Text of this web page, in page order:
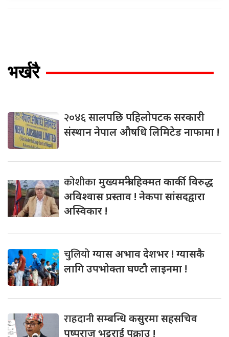
भर्खरै
२०४६सालपछि पहिलोपटक सरकारी
संस्थान नेपाल औषधि लिमिटेड नाफामा !
कोशीकामुख्यमन्त्री हिक्मत कार्की विरुद्ध
अविश्वास प्रस्ताव ! नेकपा सांसदद्वारा
अस्विकार !
चुलियोग्यास अभाव देशभर ! ग्यासकै
लागि उपभोक्ता घण्टौ लाइनमा !
राहदानीसम्बन्धि कसुरमा सहसचिव
पुष्पराज भट्टराई पक्राउ !